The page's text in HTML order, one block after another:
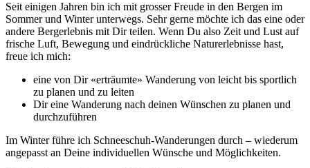
Seit einigen Jahren bin ich mit grosser Freude in den Bergen im
Sommer und Winter unterwegs. Sehr gerne möchte ich das eine oder
andere Bergerlebnis mit Dir teilen. Wenn Du also Zeit und Lust auf
frische Luft, Bewegung und eindrückliche Naturerlebnisse hast,
freue ich mich:
eine von Dir «erträumte» Wanderung von leicht bis sportlich
zu planen und zu leiten
Dir eine Wanderung nach deinen Wünschen zu planen und
durchzuführen
Im Winter führe ich Schneeschuh-Wanderungen durch – wiederum
angepasst an Deine individuellen Wünsche und Möglichkeiten.